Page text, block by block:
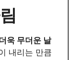
욱 무더운 날
내리는 만큼